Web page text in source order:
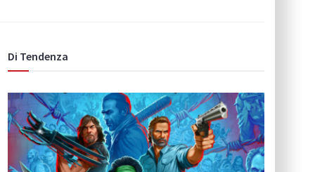
Di Tendenza